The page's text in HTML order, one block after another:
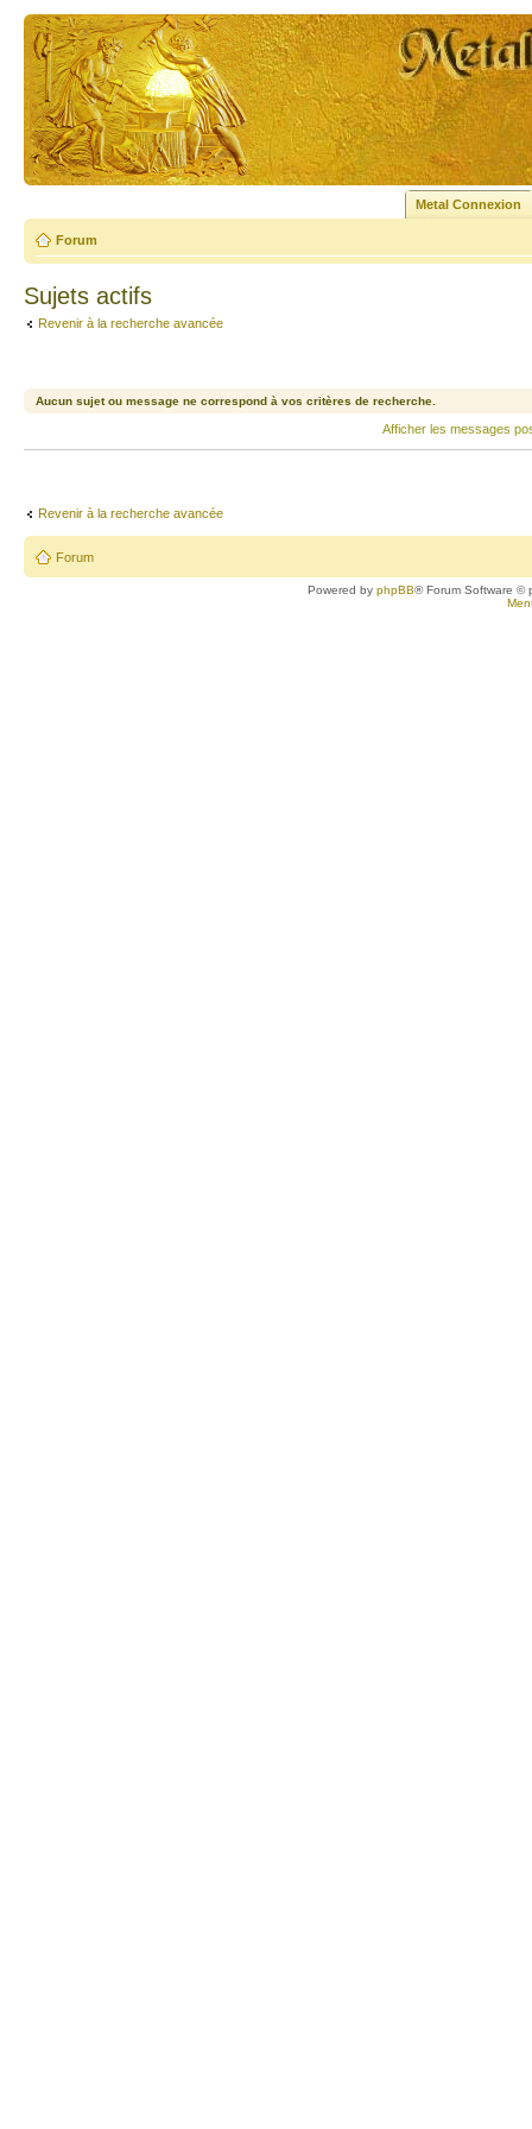
Metal Connexion
Forum
Sujets actifs
Revenir à la recherche avancée
Aucun sujet ou message ne correspond à vos critères de recherche.
Afficher les messages
Revenir à la recherche avancée
Forum
Powered byphpBB® Forum Software ©